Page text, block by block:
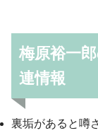
梅原裕一
連情報
裏垢があると噂